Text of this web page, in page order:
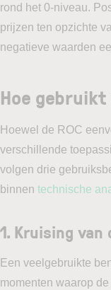
rond het 0-niveau.
prijzen ten opzichte
negatieve waarden
Hoe
Hoewel de ROC
verschillende
volgen drie
binnen technische
1. Kruising van
Een veelgebruikte
momenten waarop